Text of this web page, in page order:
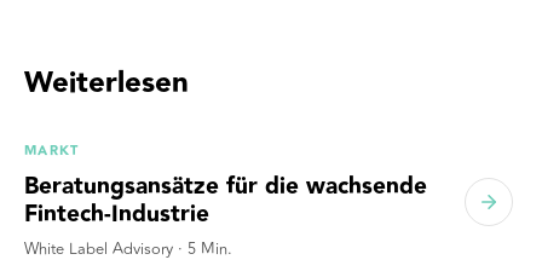
Weiterlesen
MARKT
Beratungsansätze für die wachsende
Fintech-Industrie
White Label Advisory · 5 Min.